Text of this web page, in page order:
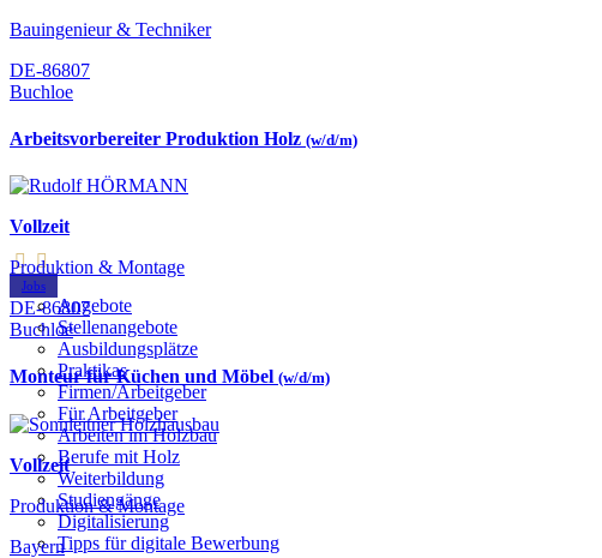
Jobs
Angebote
Stellenangebote
Ausbildungsplätze
Praktikas
Firmen/Arbeitgeber
Für Arbeitgeber
Arbeiten im Holzbau
Berufe mit Holz
Weiterbildung
Studiengänge
Digitalisierung
Tipps für digitale Bewerbung
Bauingenieur & Techniker
DE-86807
Buchloe
Arbeitsvorbereiter Produktion Holz (w/d/m)
Vollzeit
Produktion & Montage
DE-86807
Buchloe
Monteur für Küchen und Möbel (w/d/m)
Vollzeit
Produktion & Montage
Bayern